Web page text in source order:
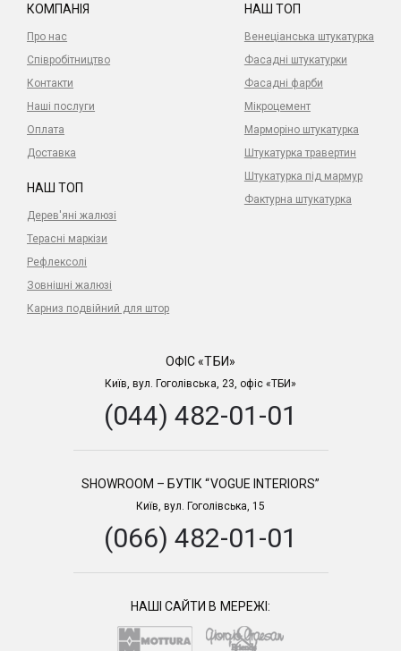
КОМПАНІЯ
Про нас
Співробітництво
Контакти
Наші послуги
Оплата
Доставка
НАШ ТОП
Венеціанська штукатурка
Фасадні штукатурки
Фасадні фарби
Мікроцемент
Марморіно штукатурка
Штукатурка травертин
Штукатурка під мармур
Фактурна штукатурка
НАШ ТОП
Дерев'яні жалюзі
Терасні маркізи
Рефлексолі
Зовнішні жалюзі
Карниз подвійний для штор
ОФІС «ТБИ»
Київ, вул. Гоголівська, 23, офіс «ТБИ»
(044) 482-01-01
SHOWROOM – БУТІК “VOGUE INTERIORS”
Київ, вул. Гоголівська, 15
(066) 482-01-01
НАШІ САЙТИ В МЕРЕЖІ: